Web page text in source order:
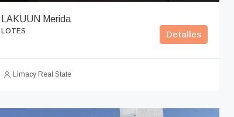
LAKUUN Merida
LOTES Detalles
Limacy Real State